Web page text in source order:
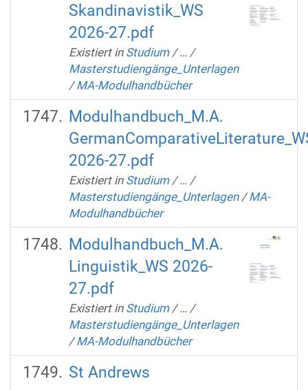
Skandinavistik_WS
2026-27.pdf
Existiert in Studium /… /
Masterstudiengänge_Unterlagen
/MA-Modulhandbücher
Modulhandbuch_M.A.
2026-27.pdf
Existiert in Studium /… /
Masterstudiengänge_Unterlagen /MA-
Modulhandbücher
Modulhandbuch_M.A.
Linguistik_WS 2026-
27.pdf
Existiert in Studium /… /
Masterstudiengänge_Unterlagen
/MA-Modulhandbücher
St Andrews